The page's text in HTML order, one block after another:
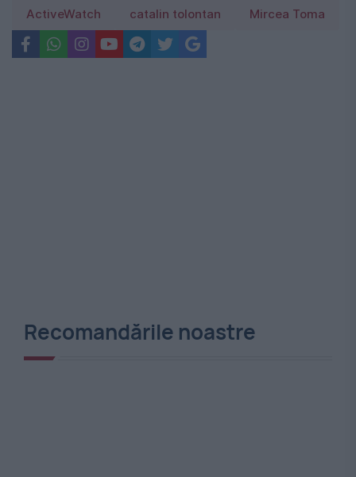
ActiveWatch catalin tolontan Mircea Toma
Recomandările noastre